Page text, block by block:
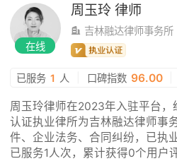
在线
周玉玲 律师
吉林融达律师事务所
已服务 1 人 口碑指数 96.00
周玉玲律师在2023年入驻平台，
认证执业律所为吉林融达律师事
件、企业法务、合同纠纷，已执
已服务1人次，累计获得0个用户